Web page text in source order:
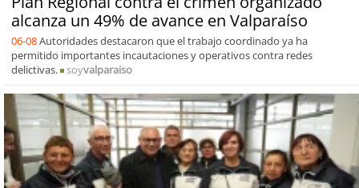
alcanza un 49% de avance en Valparaíso
06-08Autoridades destacaron que el trabajo coordinado ya ha
permitido importantes incautaciones y operativos contra redes
delictivas.
soyvalparaiso